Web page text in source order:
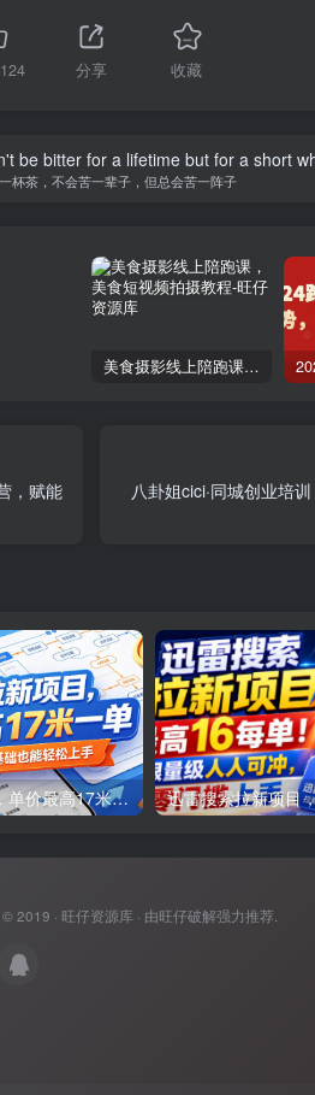
124 分享 收藏
be bitter for a lifetime but for a short
杯茶，不会苦一辈子，但总会苦一阵子
美食摄影线上陪跑课，美食短视频拍摄教程
，赋能
八卦姐cici·同城创业培
快手拉新项目，单价最高17米一单，玩法简单，0基础也能轻松上手(更新08月07日)
2019 · 旺仔资源库 · 由旺仔破解强力推荐.